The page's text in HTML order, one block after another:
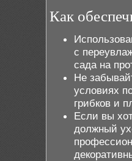
Как
с
сада на
Не
условиях
грибков и
Если вы
должный